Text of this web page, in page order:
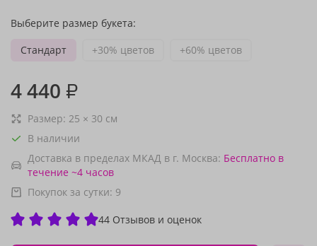
Выберите размер букета:
Стандарт
+30% цветов +60% цветов
4 440 ₽
Размер: 25 × 30 см
В наличии
Доставка в пределах МКАД в г. Москва: Бесплатно в
течение ~4 часов
Покупок за сутки: 9
44 Отзывов и оценок